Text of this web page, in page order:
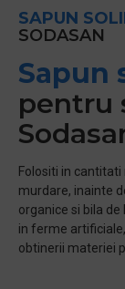
SAPUN
SODASAN
Sapun
pentru
Folositi in
murdare, inainte
organice si bila
in ferme
obtinerii materiei